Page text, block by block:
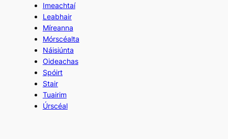
Imeachtaí
Leabhair
Míreanna
Mórscéalta
Náisiúnta
Oideachas
Spóirt
Stair
Tuairim
Úrscéal